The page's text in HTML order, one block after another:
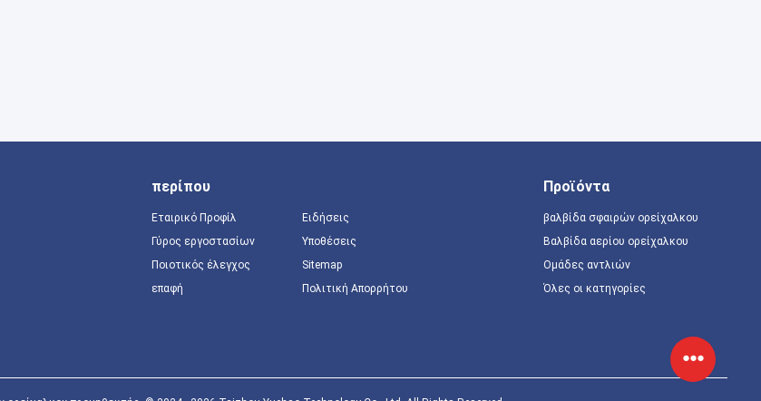
περίπου
Εταιρικό Προφίλ
Γύρος εργοστασίων
Ποιοτικός έλεγχος
επαφή
Ειδήσεις
Υποθέσεις
Sitemap
Πολιτική Απορρήτου
Προϊόντα
βαλβίδα σφαιρών ορείχαλκου
Βαλβίδα αερίου ορείχαλκου
Ομάδες αντλιών
Όλες οι κατηγορίες